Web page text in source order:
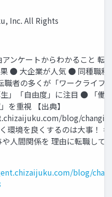
Inc. All Rights
ンケートからわかること 転
● 大企業が人気 ● 同種職種
者の多くが「ワークライフ
」「自由度」に注目 ● 「働
を重視 【出典】
blog/
環境を良くするのは大事！
人間関係を 理由に転職して
blog/